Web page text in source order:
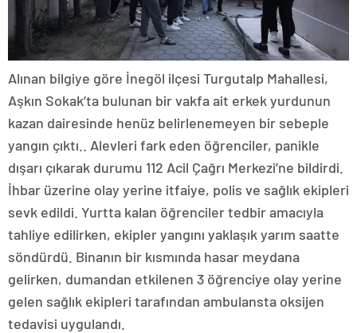
Alınan bilgiye göre İnegöl ilçesi Turgutalp Mahallesi,
Aşkın Sokak’ta bulunan bir vakfa ait erkek yurdunun
kazan dairesinde henüz belirlenemeyen bir sebeple
yangın çıktı.. Alevleri fark eden öğrenciler, panikle
dışarı çıkarak durumu 112 Acil Çağrı Merkezi’ne bildirdi.
İhbar üzerine olay yerine itfaiye, polis ve sağlık ekipleri
sevk edildi. Yurtta kalan öğrenciler tedbir amacıyla
tahliye edilirken, ekipler yangını yaklaşık yarım saatte
söndürdü. Binanın bir kısmında hasar meydana
gelirken, dumandan etkilenen 3 öğrenciye olay yerine
gelen sağlık ekipleri tarafından ambulansta oksijen
tedavisi uygulandı.